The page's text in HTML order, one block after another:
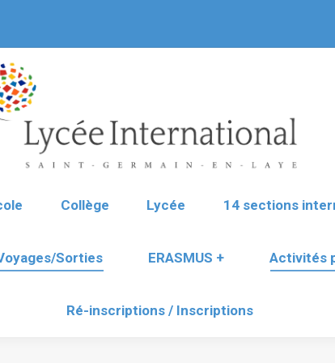
Collège Lycée 14 sections
Sorties ERASMUS + Activités
Ré-inscriptions / Inscriptions
Sorties
Ré-inscriptions / Inscriptions